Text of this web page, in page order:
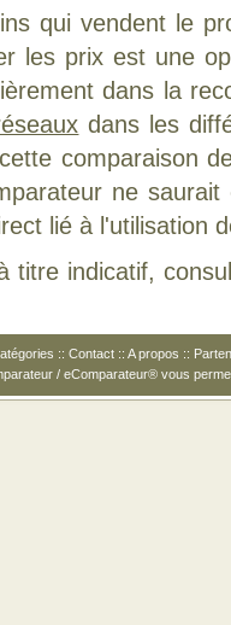
qui vendent le
les prix est une
dans la
dans les
comparaison
ne
lié à l'utilisation
titre indicatif,
:: Contact :: A propos ::
/ eComparateur® vous